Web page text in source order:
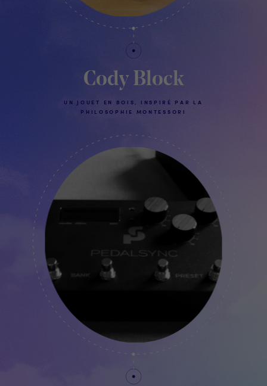
Cody Block
UN JOUET EN BOIS, INSPIRÉ PAR LA
PHILOSOPHIE MONTESSORI